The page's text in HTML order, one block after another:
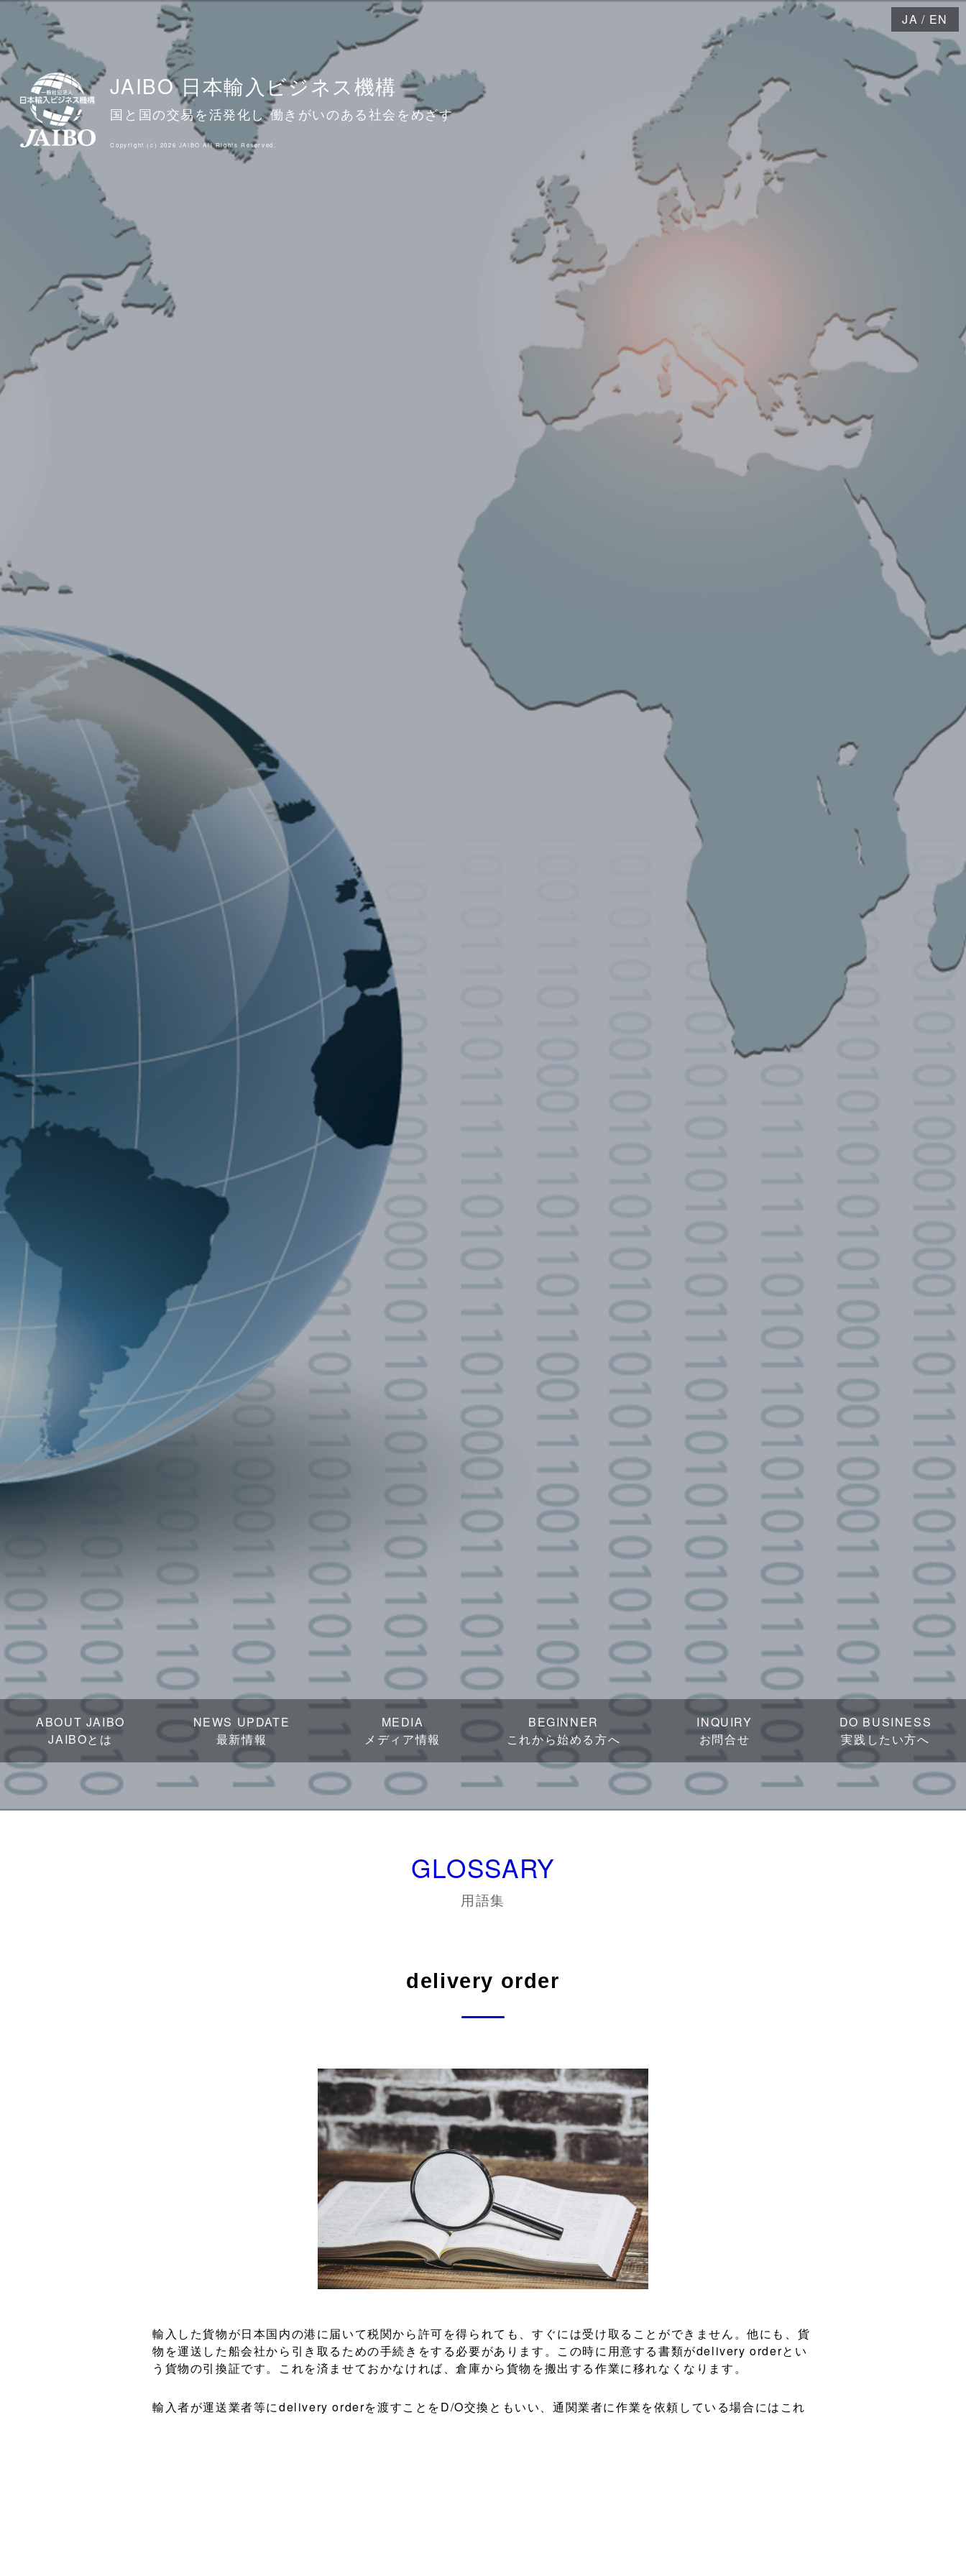
JAIBO 日本輸入ビジネス機構
国と国の交易を活発化し 働きがいのある社会をめざす
Copyright (c) 2026 JAIBO All Rights Reserved.
ABOUT JAIBO
JAIBOとは
NEWS UPDATE
最新情報
MEDIA
メディア情報
BEGINNER
これから始める方へ
INQUIRY
お問合せ
DO BUSINESS
実践したい方へ
GLOSSARY
用語集
delivery order
輸入した貨物が日本国内の港に届いて税関から許可を得られても、すぐには受け取ることができません。他にも、貨
物を運送した船会社から引き取るための手続きをする必要があります。この時に用意する書類がdelivery orderとい
う貨物の引換証です。これを済ませておかなければ、倉庫から貨物を搬出する作業に移れなくなります。
輸入者が運送業者等にdelivery orderを渡すことをD/O交換ともいい、通関業者に作業を依頼している場合にはこれ
JA / EN